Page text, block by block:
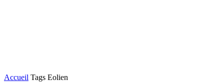
Accueil Tags Eolien